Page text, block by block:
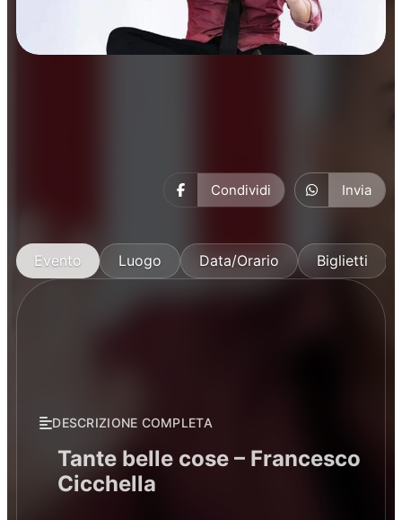
Condividi Invia
Evento Luogo Data/Orario Biglietti
DESCRIZIONE COMPLETA
Tante belle cose – Francesco
Cicchella